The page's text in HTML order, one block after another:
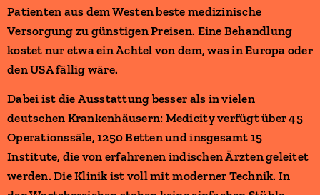
Patienten aus dem Westen beste medizinische
Versorgung zu günstigen Preisen. Eine Behandlung
kostet nur etwa ein Achtel von dem, was in Europa oder
den USA fällig wäre.
Dabei ist die Ausstattung besser als in vielen
deutschen Krankenhäusern: Medicity verfügt über 45
Operationssäle, 1250 Betten und insgesamt 15
Institute, die von erfahrenen indischen Ärzten geleitet
werden. Die Klinik ist voll mit moderner Technik. In